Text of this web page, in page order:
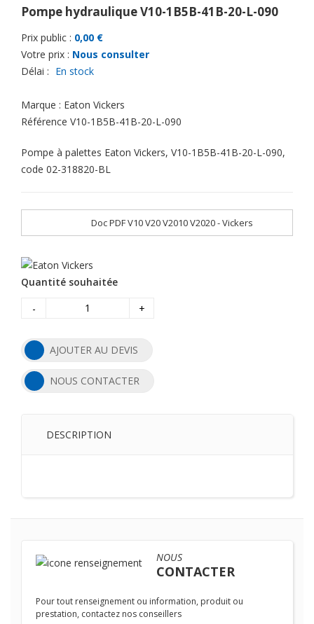
Pompe hydraulique V10-1B5B-41B-20-L-090
Prix public : 0,00 €
Votre prix : Nous consulter
Délai : En stock
Marque : Eaton Vickers
Référence V10-1B5B-41B-20-L-090
Pompe à palettes Eaton Vickers, V10-1B5B-41B-20-L-090,
code 02-318820-BL
Doc PDF V10 V20 V2010 V2020 - Vickers
Quantité souhaitée
-
+
AJOUTER AU DEVIS
NOUS CONTACTER
DESCRIPTION
NOUS
CONTACTER
Pour tout renseignement ou information, produit ou
prestation, contactez nos conseillers